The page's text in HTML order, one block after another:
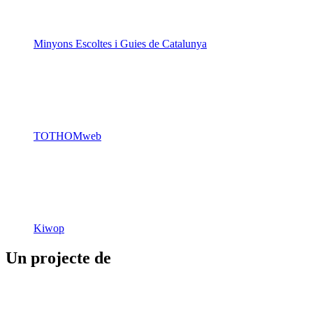
Minyons Escoltes i Guies de Catalunya
TOTHOMweb
Kiwop
Un projecte de